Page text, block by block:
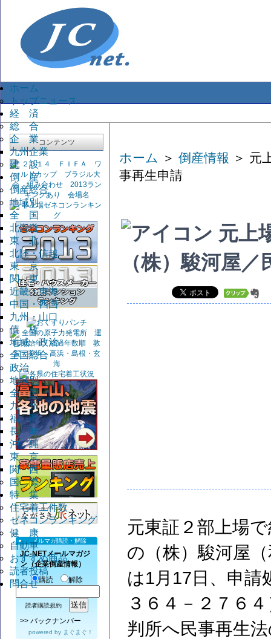
ホーム
トップニュース
経 済
総 合
企 業
九州企業
建 設
倒 産
倒産総合
地域別
全 国
北海道
東 北
北陸・信越
東 京
関 東
近畿・東海
中国・四国
九州・山口
債 権
地域・政治
全国総合
政治
地域別
全 国
九 州
福 岡
長 崎
沖 縄
東 京
関 西
国 際
特 集
住宅着工件数
ゼネコンランキング
健 康
自動車
おすすめ商品
読者投稿
問合せ
コンテンツ
メルマガ購読・解除
JC-NETメールマガジ
ン（企業倒産情報）
購読
解除
読者購読規約
>> バックナンバー
powered by まぐまぐ！
ホーム ＞ 倒産情報 ＞ 元
事再生申請
元上
（株）駿河屋
元東証２部上場
の（株）駿河屋
は1月17日、申請
３６４－２７６
判所へ民事再生